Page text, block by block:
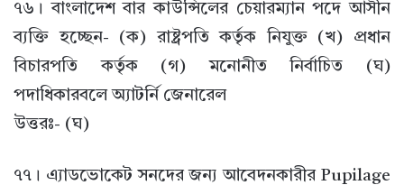
৭৬। বাংলাদেশ বার কাউন্সিলের চেয়ারম্যান পদে আসীন
ব্যক্তি হচ্ছেন- (ক) রাষ্ট্রপতি কর্তৃক নিযুক্ত (খ) প্রধান
বিচারপতি কর্তৃক (গ) মনোনীত নির্বাচিত (ঘ)
পদাধিকারবলে অ্যাটর্নি জেনারেল
উত্তরঃ- (ঘ)
৭৭। এ্যাডভোকেট সনদের জন্য আবেদনকারীর Pupilage